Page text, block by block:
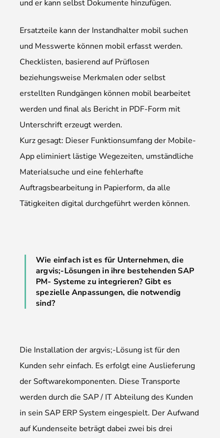
und er kann selbst Dokumente hinzufügen.
Ersatzteile kann der Instandhalter mobil suchen
und Messwerte können mobil erfasst werden.
Checklisten, basierend auf Prüflosen
beziehungsweise Merkmalen oder selbst
erstellten Rundgängen können mobil bearbeitet
werden und final als Bericht in PDF-Form mit
Unterschrift erzeugt werden.
Kurz gesagt: Dieser Funktionsumfang der Mobile-
App eliminiert lästige Wegezeiten, umständliche
Materialsuche und eine fehlerhafte
Auftragsbearbeitung in Papierform, da alle
Tätigkeiten digital durchgeführt werden können.
Wie einfach ist es für Unternehmen, die
argvis;-Lösungen in ihre bestehenden SAP
PM- Systeme zu integrieren? Gibt es
spezielle Anpassungen, die notwendig
sind?
Die Installation der argvis;-Lösung ist für den
Kunden sehr einfach. Es erfolgt eine Auslieferung
der Softwarekomponenten. Diese Transporte
werden durch die SAP / IT Abteilung des Kunden
in sein SAP ERP System eingespielt. Der Aufwand
auf Kundenseite beträgt dabei zwei bis drei